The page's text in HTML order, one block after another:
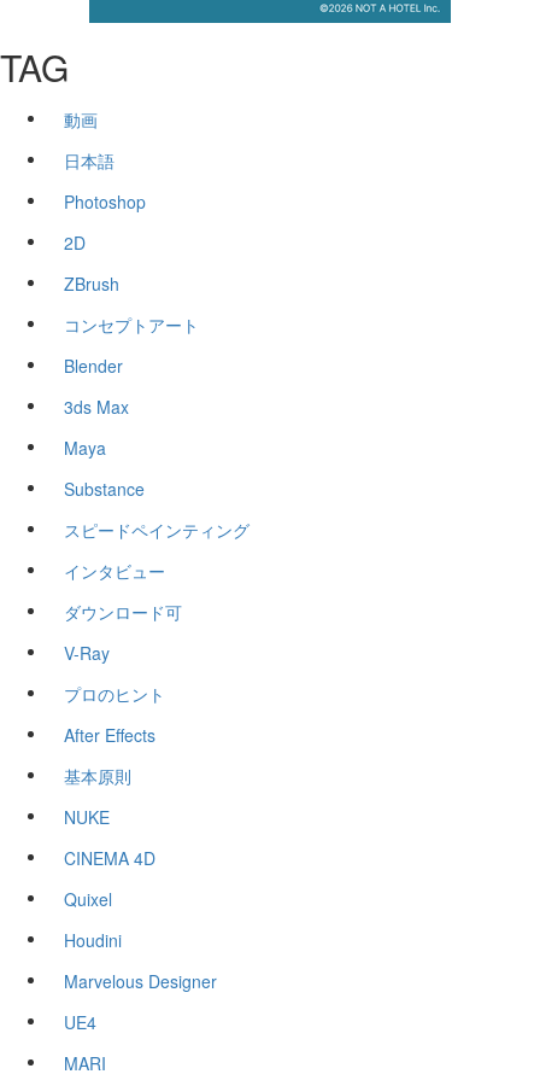
TAG
動画
日本語
Photoshop
2D
ZBrush
コンセプトアート
Blender
3ds Max
Maya
Substance
スピードペインティング
インタビュー
ダウンロード可
V-Ray
プロのヒント
After Effects
基本原則
NUKE
CINEMA 4D
Quixel
Houdini
Marvelous Designer
UE4
MARI